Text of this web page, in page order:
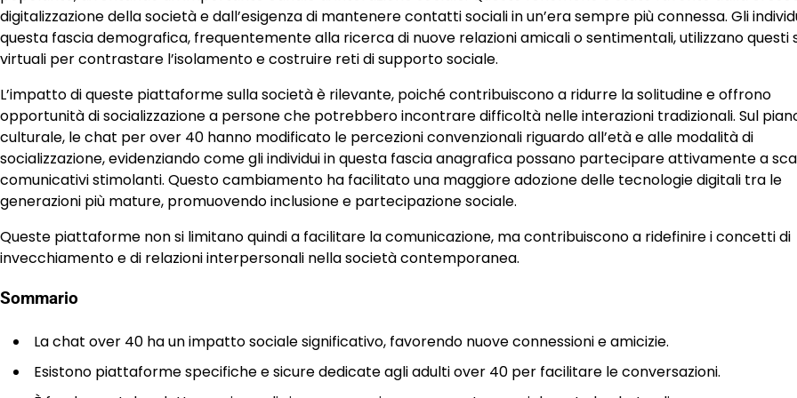
digitalizzazione della società e dall’esigenza di mantenere contatti sociali in un’era sempre più connessa. Gli
questa fascia demografica, frequentemente alla ricerca di nuove relazioni amicali o sentimentali, utilizzano questi
virtuali per contrastare l’isolamento e costruire reti di supporto sociale.
L’impatto di queste piattaforme sulla società è rilevante, poiché contribuiscono a ridurre la solitudine e offrono
opportunità di socializzazione a persone che potrebbero incontrare difficoltà nelle interazioni tradizionali. Sul
culturale, le chat per over 40 hanno modificato le percezioni convenzionali riguardo all’età e alle modalità di
socializzazione, evidenziando come gli individui in questa fascia anagrafica possano partecipare attivamente a
comunicativi stimolanti. Questo cambiamento ha facilitato una maggiore adozione delle tecnologie digitali tra le
generazioni più mature, promuovendo inclusione e partecipazione sociale.
Queste piattaforme non si limitano quindi a facilitare la comunicazione, ma contribuiscono a ridefinire i concetti di
invecchiamento e di relazioni interpersonali nella società contemporanea.
Sommario
La chat over 40 ha un impatto sociale significativo, favorendo nuove connessioni e amicizie.
Esistono piattaforme specifiche e sicure dedicate agli adulti over 40 per facilitare le conversazioni.